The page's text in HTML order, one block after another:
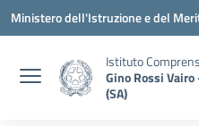
Vai ai contenuti
Vai al menu di navigazione
Vai al footer
Ministero dell'Istruzione e del
Istituto
Gino Rossi
(SA)